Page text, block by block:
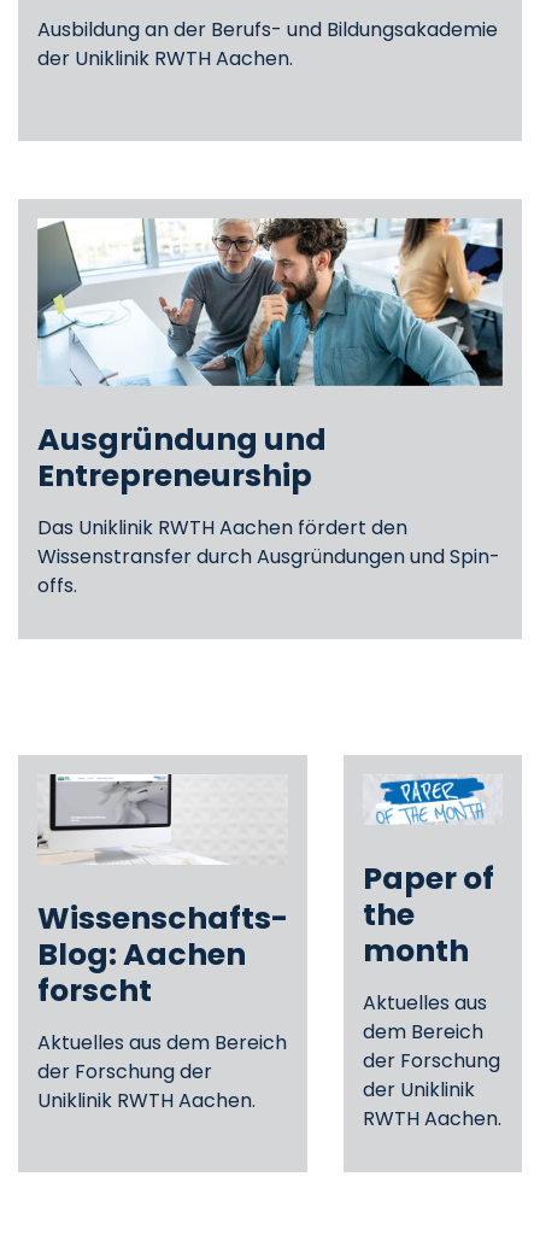
Ausbildung an der Berufs- und Bildungsakademie
der Uniklinik RWTH Aachen.
Ausgründung und
Entrepreneurship
Das Uniklinik RWTH Aachen fördert den
Wissenstransfer durch Ausgründungen und Spin-
offs.
Wissenschafts-
Blog: Aachen
forscht
Aktuelles aus dem Bereich
der Forschung der
Uniklinik RWTH Aachen.
Paper of
the
month
Aktuelles aus
dem Bereich
der Forschung
der Uniklinik
RWTH Aachen.